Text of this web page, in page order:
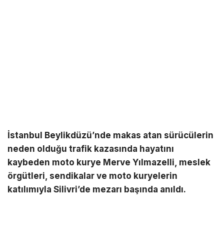
İstanbul Beylikdüzü’nde makas atan sürücülerin
neden olduğu trafik kazasında hayatını
kaybeden moto kurye Merve Yılmazelli, meslek
örgütleri, sendikalar ve moto kuryelerin
katılımıyla Silivri’de mezarı başında anıldı.